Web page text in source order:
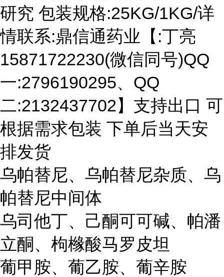
研究 包装规格:25KG/1KG/详
情联系:鼎信通药业【:丁亮
15871722230(微信同号)QQ
一:2796190295、QQ
二:2132437702】支持出口 可
根据需求包装 下单后当天安
排发货
乌帕替尼、乌帕替尼杂质、乌
帕替尼中间体
乌司他丁、己酮可可碱、帕潘
立酮、枸橼酸马罗皮坦
葡甲胺、葡乙胺、葡辛胺